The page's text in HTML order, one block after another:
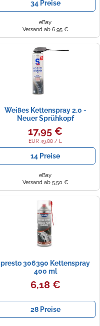
34 Preise
eBay
Versand ab 6,95 €
Weißes Kettenspray 2.0 -
Neuer Sprühkopf
17,95 €
EUR 49,88 / L
14 Preise
eBay
Versand ab 5,50 €
presto 306390 Kettenspray
400 ml
6,18 €
28 Preise